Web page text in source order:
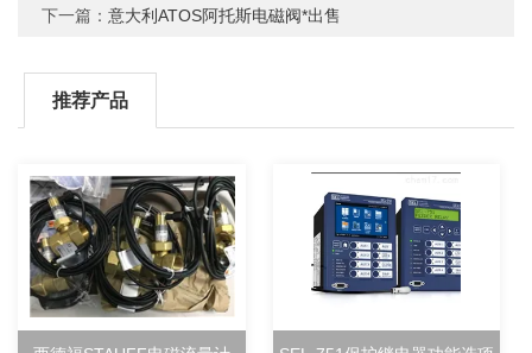
下一篇：意大利ATOS阿托斯电磁阀*出售
推荐产品